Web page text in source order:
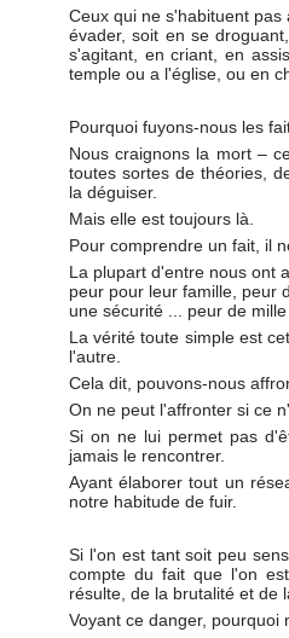
Ceux qui ne s'habituent
évader, soit en se
s'agitant, en criant, en
temple ou a l'église, ou en
Pourquoi fuyons-nous les
Nous craignons la mort –
toutes sortes de théories,
la déguiser.
Mais elle est toujours là.
Pour comprendre un fait, il
La plupart d'entre nous ont
peur pour leur famille, peur
une sécurité ... peur de
La vérité toute simple est
l'autre.
Cela dit, pouvons-nous
On ne peut l'affronter si ce
Si on ne lui permet pas
jamais le rencontrer.
Ayant élaborer tout un
notre habitude de fuir.
Si l'on est tant soit peu
compte du fait que l'on
résulte, de la brutalité et de
Voyant ce danger, pourquoi